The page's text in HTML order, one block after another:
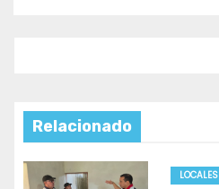
Relacionado
LOCALES